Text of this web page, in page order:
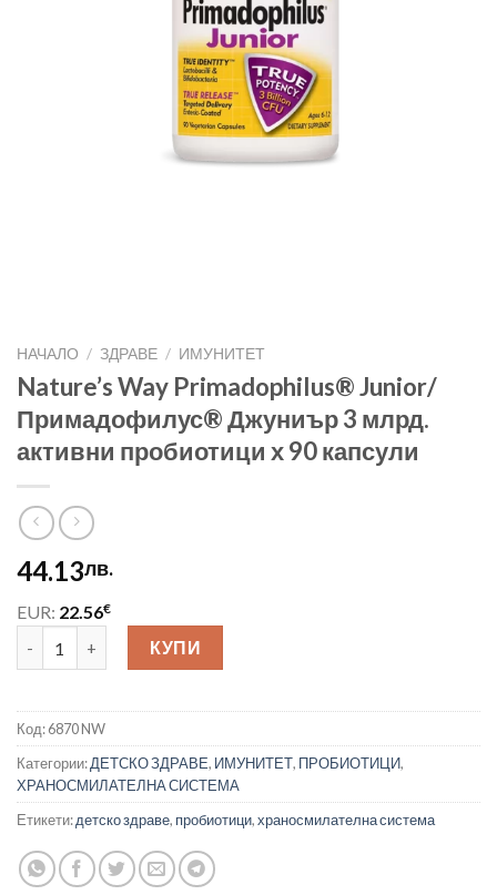
НАЧАЛО / ЗДРАВЕ / ИМУНИТЕТ
Nature’s Way Primadophilus® Junior/
Примадофилус® Джуниър 3 млрд.
активни пробиотици х 90 капсули
44.13лв.
EUR: 22.56€
количество за Nature’s Way Primadophilus® Junior/
КУПИ
Код:6870 NW
Категории:ДЕТСКО ЗДРАВЕ, ИМУНИТЕТ, ПРОБИОТИЦИ,
ХРАНОСМИЛАТЕЛНА СИСТЕМА
Етикети:детско здраве, пробиотици,храносмилателна система